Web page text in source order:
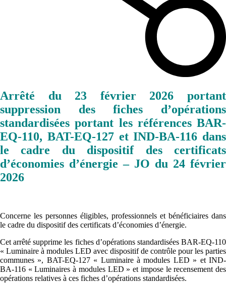
Arrêté du 23 février 2026 portant
suppression des fiches d’opérations
standardisées portant les références BAR-
EQ-110, BAT-EQ-127 et IND-BA-116 dans
le cadre du dispositif des certificats
d’économies d’énergie – JO du 24 février
2026
Concerne les personnes éligibles, professionnels et bénéficiaires dans
le cadre du dispositif des certificats d’économies d’énergie.
Cet arrêté supprime les fiches d’opérations standardisées BAR-EQ-110
« Luminaire à modules LED avec dispositif de contrôle pour les parties
communes », BAT-EQ-127 « Luminaire à modules LED » et IND-
BA-116 « Luminaires à modules LED » et impose le recensement des
opérations relatives à ces fiches d’opérations standardisées.